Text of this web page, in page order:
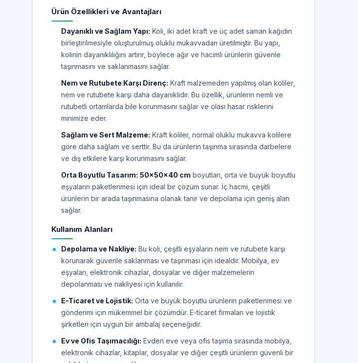
Ürün Özellikleri ve Avantajları
Dayanıklı ve Sağlam Yapı: Koli, iki adet kraft ve üç adet saman kağıdın
birleştirilmesiyle oluşturulmuş oluklu mukavvadan üretilmiştir. Bu yapı,
kolinin dayanıklılığını artırır, böylece ağır ve hacimli ürünlerin güvenle
taşınmasını ve saklanmasını sağlar.
Nem ve Rutubete Karşı Direnç: Kraft malzemeden yapılmış olan koliler,
nem ve rutubete karşı daha dayanıklıdır. Bu özellik, ürünlerin nemli ve
rutubetli ortamlarda bile korunmasını sağlar ve olası hasar risklerini
minimize eder.
Sağlam ve Sert Malzeme: Kraft koliler, normal oluklu mukavva kolilere
göre daha sağlam ve serttir. Bu da ürünlerin taşınma sırasında darbelere
ve dış etkilere karşı korunmasını sağlar.
Orta Boyutlu Tasarım: 50x50x40 cm boyutları, orta ve büyük boyutlu
eşyaların paketlenmesi için ideal bir çözüm sunar. İç hacmi, çeşitli
ürünlerin bir arada taşınmasına olanak tanır ve depolama için geniş alan
sağlar.
Kullanım Alanları
Depolama ve Nakliye: Bu koli, çeşitli eşyaların nem ve rutubete karşı
korunarak güvenle saklanması ve taşınması için idealdir. Mobilya, ev
eşyaları, elektronik cihazlar, dosyalar ve diğer malzemelerin
depolanması ve nakliyesi için kullanılır.
E-Ticaret ve Lojistik: Orta ve büyük boyutlu ürünlerin paketlenmesi ve
gönderimi için mükemmel bir çözümdür. E-ticaret firmaları ve lojistik
şirketleri için uygun bir ambalaj seçeneğidir.
Ev ve Ofis Taşımacılığı: Evden eve veya ofis taşıma sırasında mobilya,
elektronik cihazlar, kitaplar, dosyalar ve diğer çeşitli ürünlerin güvenli bir